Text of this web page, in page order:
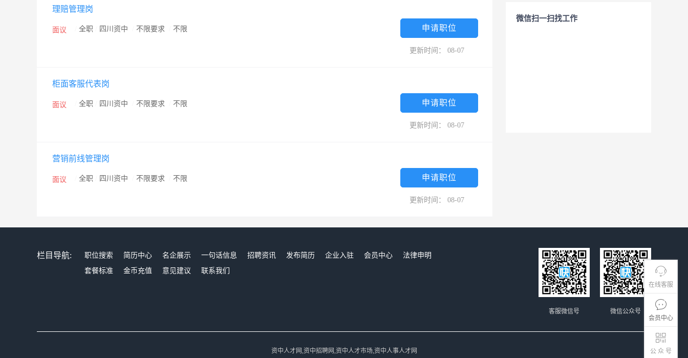
在线客服
会员中心
公 众 号
理赔管理岗
面议 全职 四川资中 不限要求 不限 申请职位
更新时间： 08-07
柜面客服代表岗
面议 全职 四川资中 不限要求 不限 申请职位
更新时间： 08-07
营销前线管理岗
面议 全职 四川资中 不限要求 不限 申请职位
更新时间： 08-07
微信扫一扫找工作
栏目导航: 职位搜索 简历中心 名企展示 一句话信息 招聘资讯 发布简历 企业入驻 会员中心
法律申明
套餐标准
金币充值 意见建议 联系我们
微信公众号
客服微信号
资中人才网,资中招聘网,资中人才市场,资中人事人才网